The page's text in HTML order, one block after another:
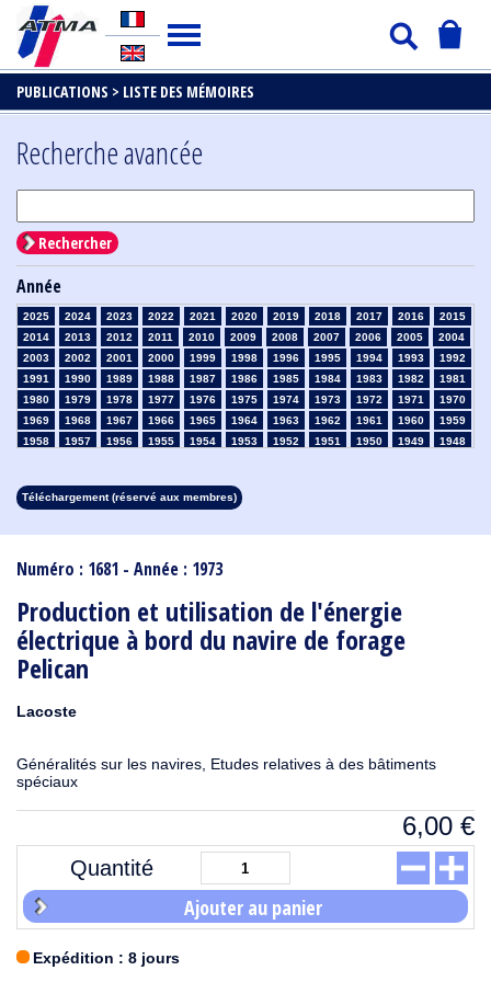
PUBLICATIONS > LISTE DES MÉMOIRES
Numéro : 1681 - Année : 1973
Production et utilisation de l'énergie
électrique à bord du navire de forage
Pelican
Lacoste
Généralités sur les navires, Etudes relatives à des bâtiments
spéciaux
6,00 €
Quantité
Ajouter au panier
Expédition : 8 jours
Recherche avancée
Rechercher
Année
2025 2024 2023 2022 2021 2020 2019 2018 2017 2016
2015
2014
2013 2012 2011 2010 2009 2008 2007 2006 2005
2004
2003
2002 2001 2000 1999 1998 1996 1995 1994 1993
1992
1991
1990 1989 1988 1987 1986 1985 1984 1983 1982
1981
1980
1979 1978 1977 1976 1975 1974 1973 1972 1971
1970
1969
1968 1967 1966 1965 1964 1963 1962 1961 1960
1959
1958
1957 1956 1955 1954 1953 1952 1951 1950 1949
1948
1913
1912 1911 1910 1909 1908
Téléchargement (réservé aux membres)